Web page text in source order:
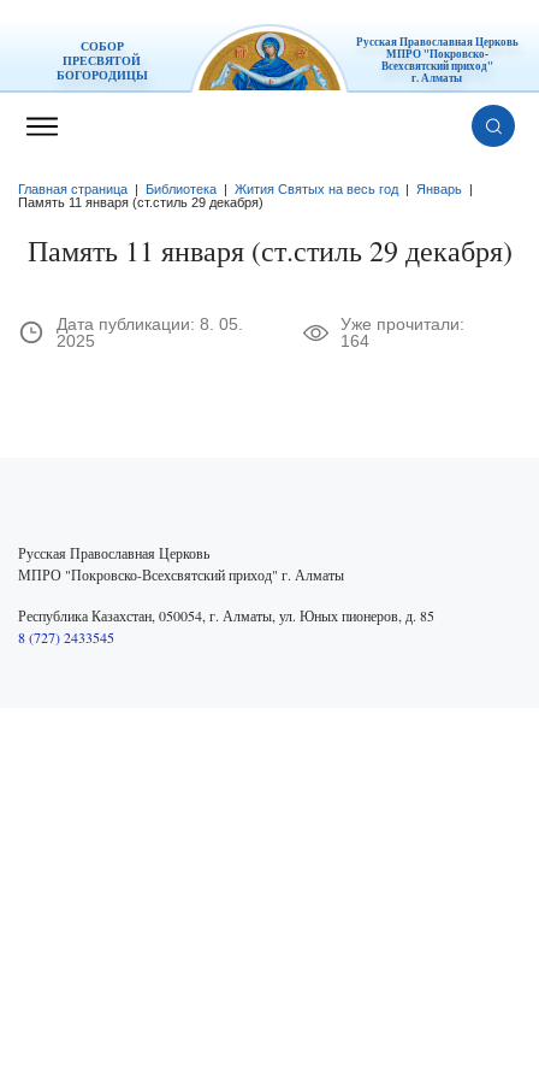
СОБОР
ПРЕСВЯТОЙ
БОГОРОДИЦЫ
Русская Православная Церковь
МПРО "Покровско-
Всехсвятский приход"
г. Алматы
Главная страница Библиотека Жития Святых на весь год| Январь
Память 11 января (ст.стиль 29 декабря)
Память 11 января (ст.стиль 29 декабря)
Дата публикации: 8. 05.
2025
Уже прочитали:
164
Русская Православная Церковь
МПРО "Покровско-Всехсвятский приход" г. Алматы
Республика Казахстан, 050054, г. Алматы, ул. Юных пионеров, д. 85
8 (727) 2433545